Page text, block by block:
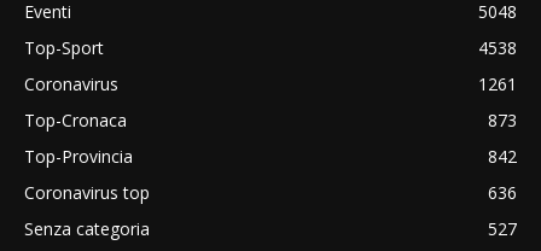
Eventi
5048
Top-Sport
4538
Coronavirus
1261
Top-Cronaca
873
Top-Provincia
842
Coronavirus top
636
Senza categoria
527